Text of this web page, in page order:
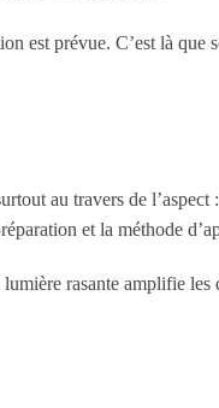
est prévue. C’est là que
au travers de l’aspect
et la méthode
rasante amplifie